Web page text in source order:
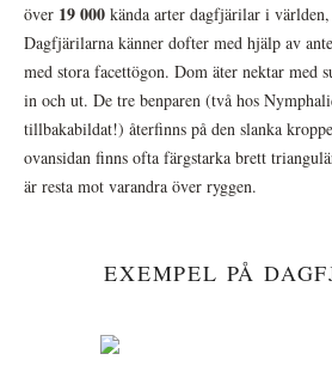
över 19 000 kända arter dagfjärilar i
Dagfjärilarna känner dofter med hjälp av
med stora facettögon. Dom äter nektar med
in och ut. De tre benparen (två hos
tillbakabildat!) återfinns på den slanka
ovansidan finns ofta färgstarka brett
är resta mot varandra över ryggen.
EXEMPEL PÅ